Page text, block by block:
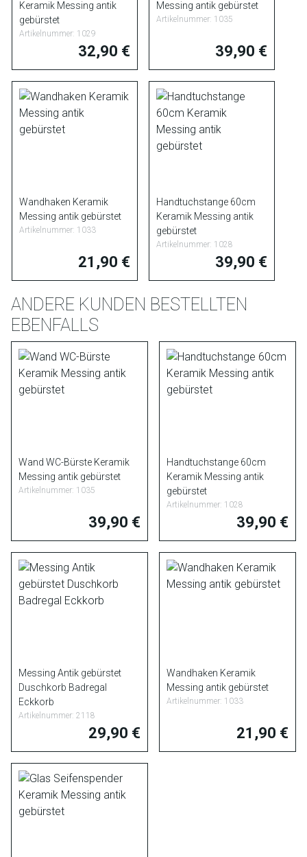
Keramik Messing antik
gebürstet
Artikelnummer: 1029
32,90 €
Messing antik gebürstet
Artikelnummer: 1035
39,90 €
Wandhaken Keramik
Messing antik gebürstet
Artikelnummer: 1033
21,90 €
Handtuchstange 60cm
Keramik Messing antik
gebürstet
Artikelnummer: 1028
39,90 €
ANDERE KUNDEN BESTELLTEN
EBENFALLS
Wand WC-Bürste Keramik
Messing antik gebürstet
Artikelnummer: 1035
39,90 €
Handtuchstange 60cm
Keramik Messing antik
gebürstet
Artikelnummer: 1028
39,90 €
Messing Antik gebürstet
Duschkorb Badregal
Eckkorb
Artikelnummer: 2118
29,90 €
Wandhaken Keramik
Messing antik gebürstet
Artikelnummer: 1033
21,90 €